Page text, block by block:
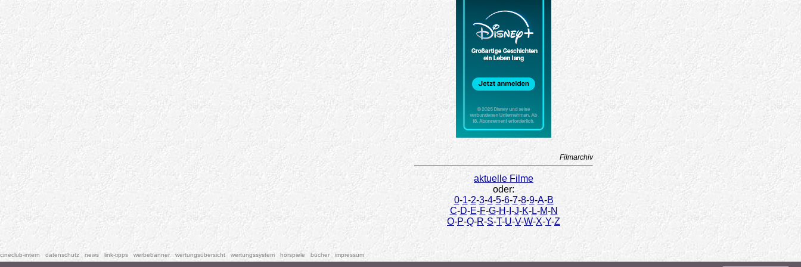
Filmarchiv
aktuelle Filme
oder:
0-1-2-3-4-5-6-7-8-9-A-B
C-D-E-F-G-H-I -J-K-L-M-N
O-P-Q-R-S-T-U-V-W-X-Y-Z
cineclub-intern datenschutz news link-tipps werbebanner wertungsübersicht wertungssystem hörspiele bücher impressum